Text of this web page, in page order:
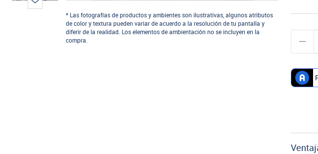
* Las fotografías de productos y ambientes son ilustrativas, algunos atributos
de color y textura pueden variar de acuerdo a la resolución de tu pantalla y
diferir de la realidad. Los elementos de ambientación no se incluyen en la
compra.